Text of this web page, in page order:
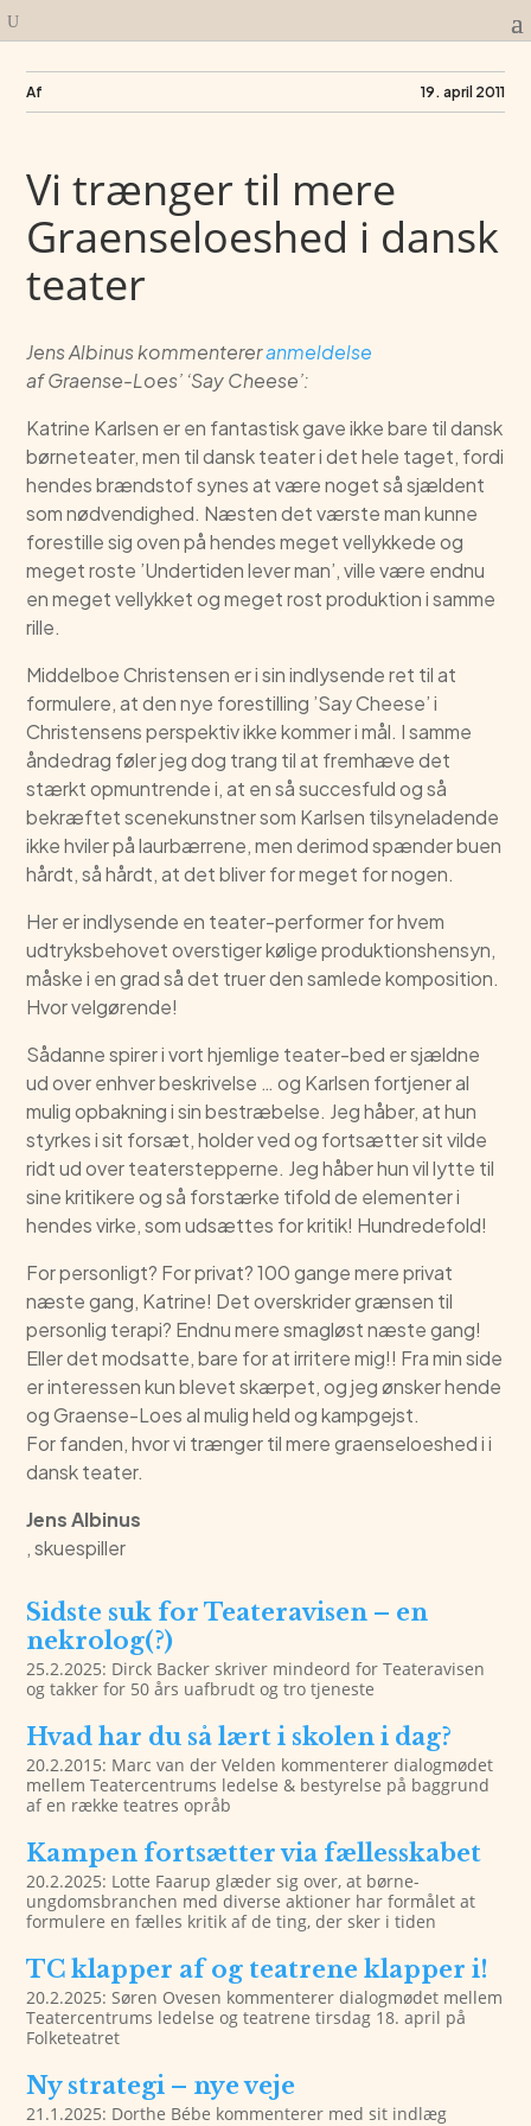
Af 19. april 2011
Vi trænger til mere
Graenseloeshed i dansk
teater
Jens Albinus kommentereranmeldelse
af Graense-Loes’ ‘Say Cheese’:
Katrine Karlsen er en fantastisk gave ikke bare til dansk
børneteater, men til dansk teater i det hele taget, fordi
hendes brændstof synes at være noget så sjældent
som nødvendighed. Næsten det værste man kunne
forestille sig oven på hendes meget vellykkede og
meget roste ’Undertiden lever man’, ville være endnu
en meget vellykket og meget rost produktion i samme
rille.
Middelboe Christensen er i sin indlysende ret til at
formulere, at den nye forestilling ’Say Cheese’ i
Christensens perspektiv ikke kommer i mål. I samme
åndedrag føler jeg dog trang til at fremhæve det
stærkt opmuntrende i, at en så succesfuld og så
bekræftet scenekunstner som Karlsen tilsyneladende
ikke hviler på laurbærrene, men derimod spænder buen
hårdt, så hårdt, at det bliver for meget for nogen.
Her er indlysende en teater-performer for hvem
udtryksbehovet overstiger kølige produktionshensyn,
måske i en grad så det truer den samlede komposition.
Hvor velgørende!
Sådanne spirer i vort hjemlige teater-bed er sjældne
ud over enhver beskrivelse … og Karlsen fortjener al
mulig opbakning i sin bestræbelse. Jeg håber, at hun
styrkes i sit forsæt, holder ved og fortsætter sit vilde
ridt ud over teaterstepperne. Jeg håber hun vil lytte til
sine kritikere og så forstærke tifold de elementer i
hendes virke, som udsættes for kritik! Hundredefold!
For personligt? For privat? 100 gange mere privat
næste gang, Katrine! Det overskrider grænsen til
personlig terapi? Endnu mere smagløst næste gang!
Eller det modsatte, bare for at irritere mig!! Fra min side
er interessen kun blevet skærpet, og jeg ønsker hende
og Graense-Loes al mulig held og kampgejst.
For fanden, hvor vi trænger til mere graenseloeshed i i
dansk teater.
Jens Albinus
, skuespiller
Sidste suk for Teateravisen – en
nekrolog(?)
25.2.2025: Dirck Backer skriver mindeord for Teateravisen
og takker for 50 års uafbrudt og tro tjeneste
Hvad har du så lært i skolen i dag?
20.2.2015: Marc van der Velden kommenterer dialogmødet
mellem Teatercentrums ledelse & bestyrelse på baggrund
af en række teatres opråb
Kampen fortsætter via fællesskabet
20.2.2025: Lotte Faarup glæder sig over, at børne-
ungdomsbranchen med diverse aktioner har formålet at
formulere en fælles kritik af de ting, der sker i tiden
TC klapper af og teatrene klapper i!
20.2.2025: Søren Ovesen kommenterer dialogmødet mellem
Teatercentrums ledelse og teatrene tirsdag 18. april på
Folketeatret
Ny strategi – nye veje
21.1.2025: Dorthe Bébe kommenterer med sit indlæg